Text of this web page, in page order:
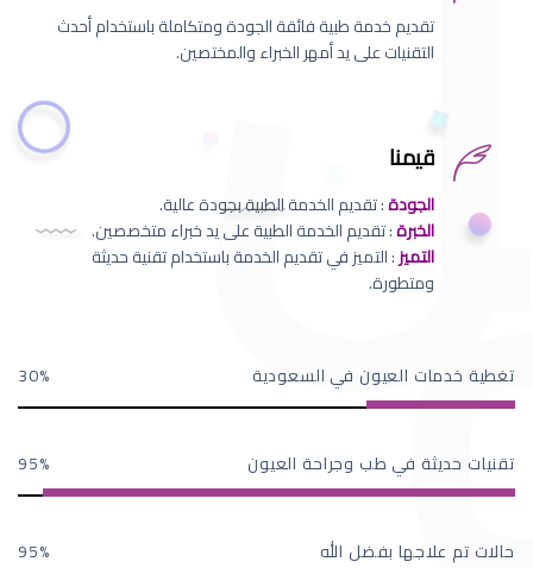
تقديم خدمة طبية فائقة الجودة ومتكاملة باستخدام أحدث
التقنيات على يد أمهر الخبراء والمختصين.
قيمنا
الجودة: تقديم الخدمة الطبية بجودة عالية.
الخبرة: تقديم الخدمة الطبية على يد خبراء متخصصين.
التميز: التميز في تقديم الخدمة باستخدام تقنية حديثة
ومتطورة.
تغطية خدمات العيون في السعودية 30
تقنيات حديثة في طب وجراحة العيون 95
حالات تم علاجها بفضل الله 95